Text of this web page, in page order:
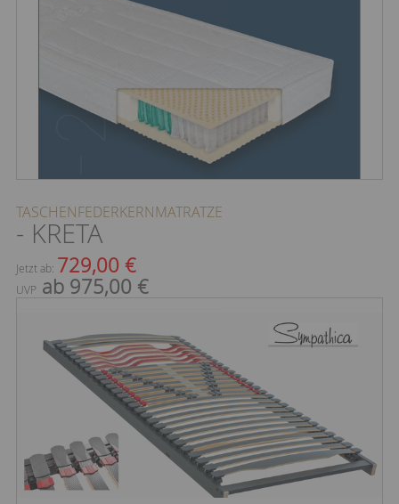
TASCHENFEDERKERNMATRATZE
- KRETA
Jetzt ab: 729,00 €
UVP ab 975,00 €